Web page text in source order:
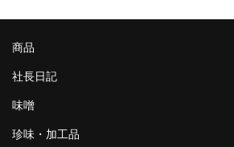
商品
社長日記
味噌
珍味・加工品